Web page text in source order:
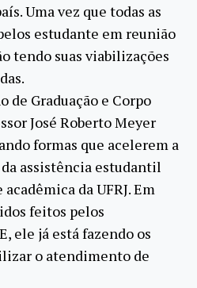
Uma vez que todas as
estudante em reunião
tendo suas viabilizações
de Graduação e Corpo
José Roberto Meyer
formas que acelerem a
assistência estudantil
da UFRJ. Em
feitos pelos
ele já está fazendo os
o atendimento de